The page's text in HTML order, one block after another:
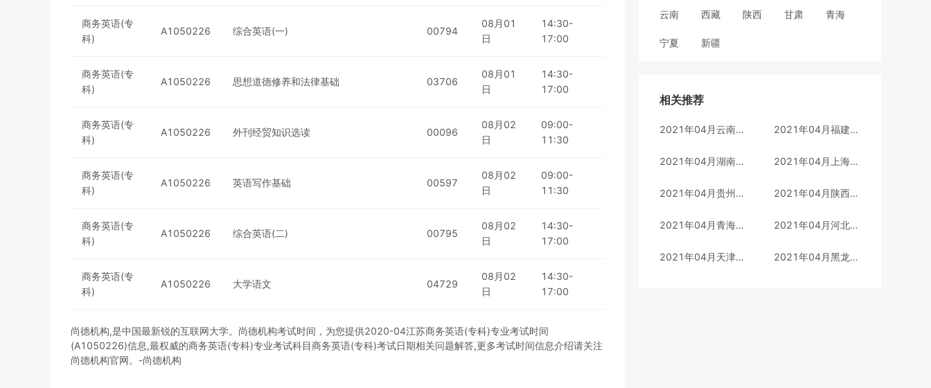
商务英语(专
科)
A1050226 综合英语(一) 00794
08月01
日
14:30-
17:00
商务英语(专
科)
A1050226 思想道德修养和法律基础 03706
08月01
日
14:30-
17:00
商务英语(专
科)
A1050226 外刊经贸知识选读 00096
08月02
日
09:00-
11:30
商务英语(专
科)
A1050226 英语写作基础 00597
08月02
日
09:00-
11:30
商务英语(专
科)
A1050226 综合英语(二) 00795
08月02
日
14:30-
17:00
商务英语(专
科)
A1050226 大学语文 04729
08月02
日
14:30-
17:00
尚德机构,是中国最新锐的互联网大学。尚德机构考试时间，为您提供2020-04江苏商务英语(专科)专业考试时间
(A1050226)信息,最权威的商务英语(专科)专业考试科目商务英语(专科)考试日期相关问题解答,更多考试时间信息介绍请关注
尚德机构官网。-尚德机构
云南 西藏 陕西 甘肃 青海
宁夏 新疆
相关推荐
2021年04月云南自考汉语言文学(本科)专业考试时间(05010100) 2021年04月福建自考汉语言文学(专科)专业考试时间(970201)
2021年04月湖南自考英语(本科)专业考试时间(C050201) 2021年04月上海自考金融管理(本科)专业考试时间(C020120)
2021年04月贵州自考行政管理(本科)专业考试时间(120402) 2021年04月陕西自考金融管理(专科)专业考试时间(630201)
2021年04月青海自考会计(专科)华南理工大学专业考试时间(630302) 2021年04月河北自考工商企业管理(本科)专业考试时间(020202)
2021年04月天津自考广告(专科)专业考试时间(102) 2021年04月黑龙江自考法律实务(专科)专业考试时间(030112)